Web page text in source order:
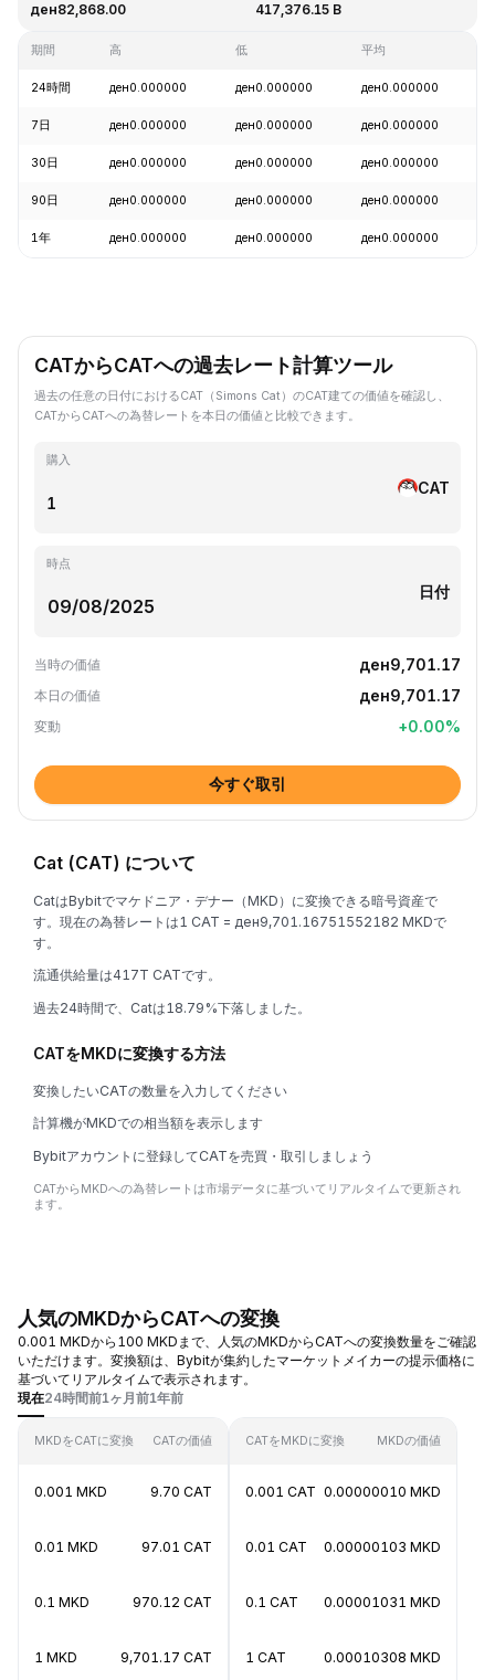
ден82,868.00 417,376.15 B
期間 高 低 平均
24時間 ден0.000000 ден0.000000 ден0.000000
7日 ден0.000000 ден0.000000 ден0.000000
30日 ден0.000000 ден0.000000 ден0.000000
90日 ден0.000000 ден0.000000 ден0.000000
1年 ден0.000000 ден0.000000 ден0.000000
CATからCATへの過去レート計算ツール
過去の任意の日付におけるCAT（Simons Cat）のCAT建ての価値を確認し、
CATからCATへの為替レートを本日の価値と比較できます。
購入
CAT
時点
日付
当時の価値 ден9,701.17
本日の価値 ден9,701.17
変動 +0.00%
今すぐ取引
Cat (CAT) について
CatはBybitでマケドニア・デナー（MKD）に変換できる暗号資産で
す。現在の為替レートは1 CAT = ден9,701.16751552182 MKDで
す。
流通供給量は417T CATです。
過去24時間で、Catは18.79%下落しました。
CATをMKDに変換する方法
変換したいCATの数量を入力してください
計算機がMKDでの相当額を表示します
Bybitアカウントに登録してCATを売買・取引しましょう
CATからMKDへの為替レートは市場データに基づいてリアルタイムで更新され
ます。
人気のMKDからCATへの変換
0.001 MKDから100 MKDまで、人気のMKDからCATへの変換数量をご確認
いただけます。変換額は、Bybitが集約したマーケットメイカーの提示価格に
基づいてリアルタイムで表示されます。
現在24時間前1ヶ月前1年前
MKDをCATに変換 CATの価値
0.001 MKD 9.70 CAT
0.01 MKD 97.01 CAT
0.1 MKD 970.12 CAT
1 MKD 9,701.17 CAT
CATをMKDに変換 MKDの価値
0.001 CAT 0.00000010 MKD
0.01 CAT 0.00000103 MKD
0.1 CAT 0.00001031 MKD
1 CAT 0.00010308 MKD